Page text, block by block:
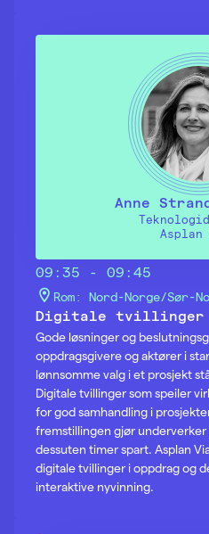
Anne
Asplan
Digitale tvillinger
Gode løsninger og
oppdragsgivere og aktører i
lønnsomme valg i et prosjekt
Digitale tvillinger som speiler
for god samhandling i
fremstillingen gjør underverker
dessuten timer spart. Asplan
digitale tvillinger i oppdrag og
interaktive nyvinning.
09:35 - 09:45
Rom: Nord-Norge/Sør-